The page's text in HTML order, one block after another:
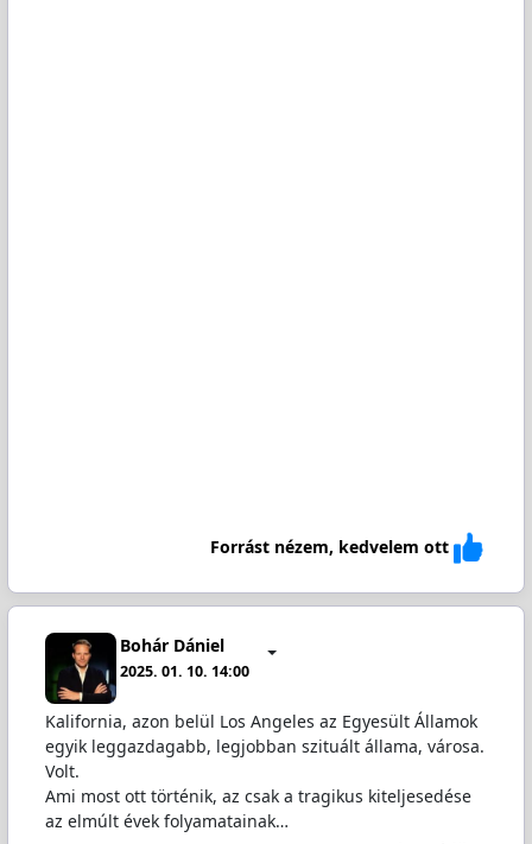
Forrást nézem, kedvelem ott
Bohár Dániel
2025. 01. 10. 14:00
Kalifornia, azon belül Los Angeles az Egyesült Államok
egyik leggazdagabb, legjobban szituált állama, városa.
Volt.
Ami most ott történik, az csak a tragikus kiteljesedése
az elmúlt évek folyamatainak…